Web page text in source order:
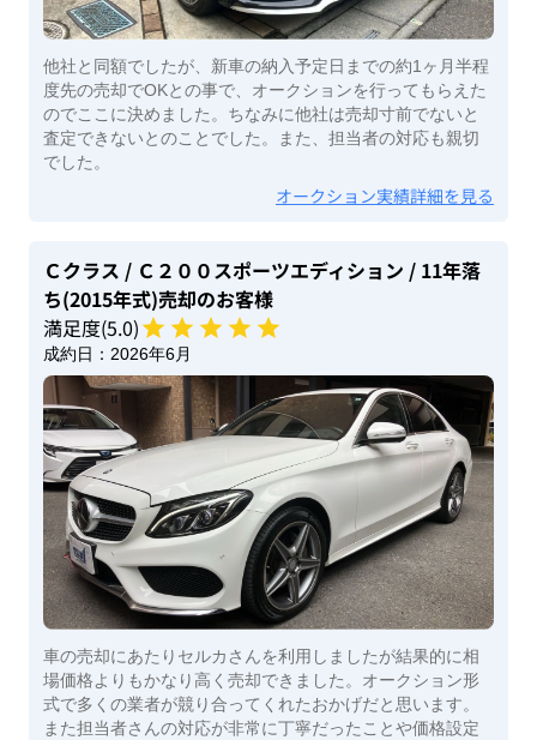
他社と同額でしたが、新車の納入予定日までの約1ヶ月半程
度先の売却でOKとの事で、オークションを行ってもらえた
のでここに決めました。ちなみに他社は売却寸前でないと
査定できないとのことでした。また、担当者の対応も親切
でした。
オークション実績詳細を見る
Ｃクラス / Ｃ２００スポーツエディション / 11年落
ち(2015年式)売却のお客様
満足度(5.0)
成約日： 2026年6月
車の売却にあたりセルカさんを利用しましたが結果的に相
場価格よりもかなり高く売却できました。オークション形
式で多くの業者が競り合ってくれたおかげだと思います。
また担当者さんの対応が非常に丁寧だったことや価格設定